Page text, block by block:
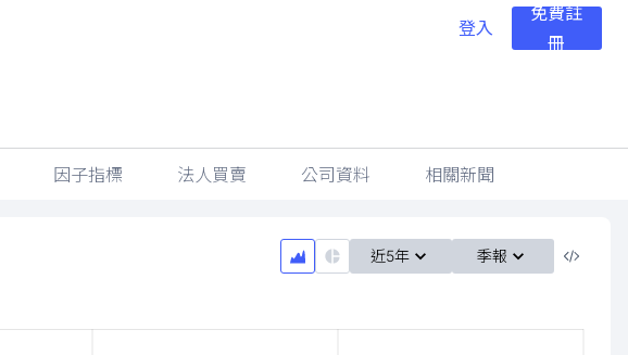
登入
免費註
冊
因子指標 法人買賣 公司資料 相關新聞
近5年 季報